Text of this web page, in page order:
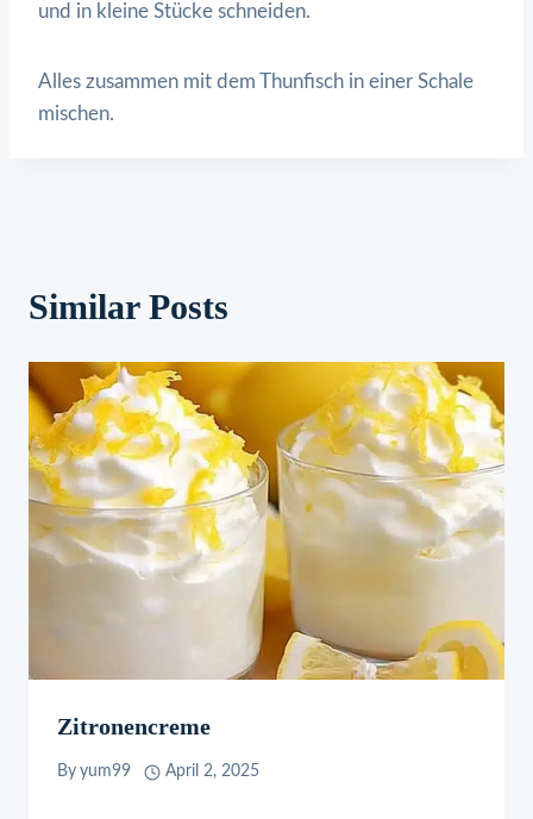
und in kleine Stücke schneiden.
Alles zusammen mit dem Thunfisch in einer Schale
mischen.
Similar Posts
Zitronencreme
By yum99 April 2, 2025